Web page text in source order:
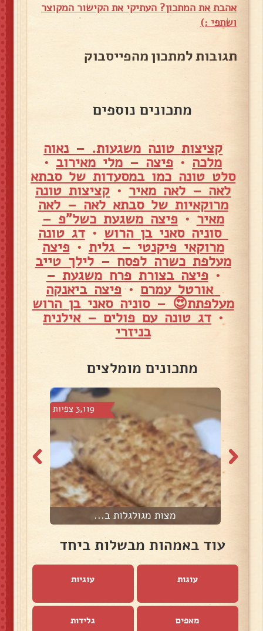
אהבת את המתכון? העתיקי את הקישור המקוצר
ושתפי :)
תגובות למתכון מהפייסבוק
מתכונים נוספים
קציצות טונה משגעות. – נאוה
מלכה • פיצה – מלי מאירוב •
סלט טונה כמו במסעדות של סבתא
לאה – לאה מאיר • קציצות טונה
מרוקאיות של סבתא לאה – לאה
מאיר • פיצה משגעת כשל"פ –
סוניה סאני בן הרוש •דג טונה
מרוקאי פיקנטי – גלית • פיצה
מעלפת כשרה לפסח – לילך טייב
• פיצה בצורת פרח משגעת –
אורטל עמרם •פיצה ביאנקה
מעלפתת😍 – סוניה סאני בן הרוש
• דג טונה עם פולים – אילנית
בניזרי
מתכונים מומלצים
3,119 צפיות
מצות מגולגלות ב...
עוד באמהות מבשלות ביחד
עוגות עוגיות
מאפים גלידות